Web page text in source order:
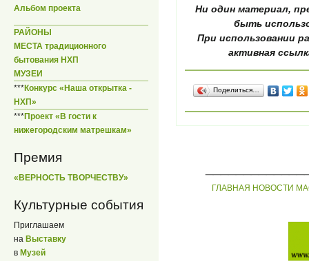
Альбом проекта
РАЙОНЫ
МЕСТА традиционного
бытования НХП
МУЗЕИ
***Конкурс «Наша открытка -
НХП»
***Проект «В гости к
нижегородским матрешкам»
Премия
«ВЕРНОСТЬ ТВОРЧЕСТВУ»
Культурные события
Приглашаем
на Выставку
в Музей
Ни один материал,
быть
При использовании
активная
Поделиться…
ГЛАВНАЯ НОВОСТИ